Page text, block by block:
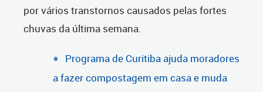
por vários transtornos causados pelas fortes
chuvas da última semana.
Programa de Curitiba ajuda moradores
a fazer compostagem em casa e muda